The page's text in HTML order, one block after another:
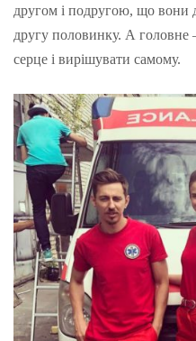
другом і подругою, що вони
другу половинку. А головне
серце і вирішувати самому.